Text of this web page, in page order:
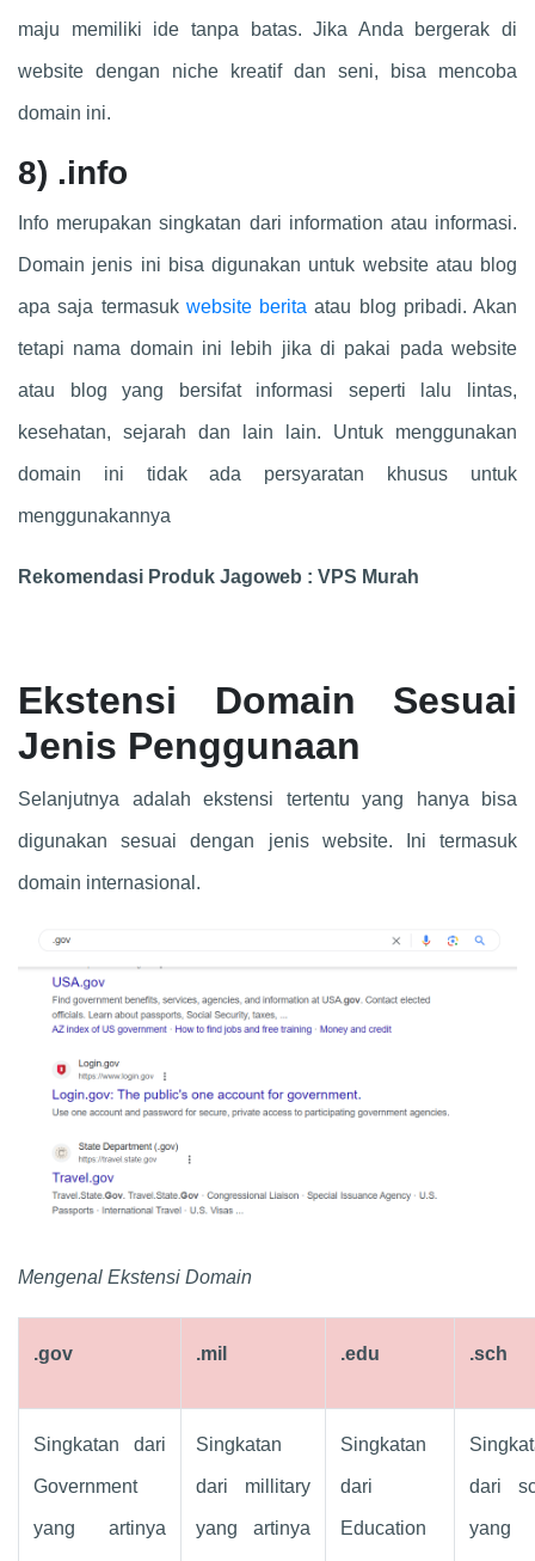
maju memiliki ide tanpa batas. Jika Anda bergerak di
website dengan niche kreatif dan seni, bisa mencoba
domain ini.
8) .info
Info merupakan singkatan dari information atau informasi.
Domain jenis ini bisa digunakan untuk website atau blog
apa saja termasuk website berita atau blog pribadi. Akan
tetapi nama domain ini lebih jika di pakai pada website
atau blog yang bersifat informasi seperti lalu lintas,
kesehatan, sejarah dan lain lain. Untuk menggunakan
domain ini tidak ada persyaratan khusus untuk
menggunakannya
Rekomendasi Produk Jagoweb : VPS Murah
Ekstensi Domain Sesuai
Jenis Penggunaan
Selanjutnya adalah ekstensi tertentu yang hanya bisa
digunakan sesuai dengan jenis website. Ini termasuk
domain internasional.
Mengenal Ekstensi Domain
.gov .mil .edu .sch
Singkatan dari
Government
yang artinya
Singkatan
dari millitary
yang artinya
Singkatan
dari
Education
dari
yang